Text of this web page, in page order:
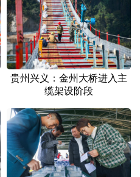
Français عربى
日本語 한국어
贵州兴义：金州大桥进入主
缆架设阶段